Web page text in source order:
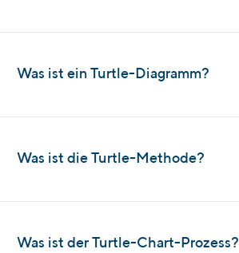
Was ist ein Turtle-Diagramm?
Was ist die Turtle-Methode?
Was ist der Turtle-Chart-Prozess?